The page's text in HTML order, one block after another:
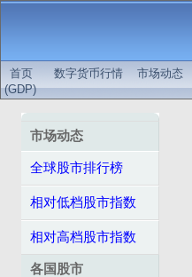
首页 数字货币行情 市场动态
(GDP)
市场动态
全球股市排行榜
相对低档股市指数
相对高档股市指数
各国股市